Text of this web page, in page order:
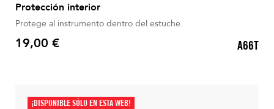
Protección interior
Protege al instrumento dentro del estuche.
Precio
19,00 € A66T
¡DISPONIBLE SÓLO EN ESTA WEB!